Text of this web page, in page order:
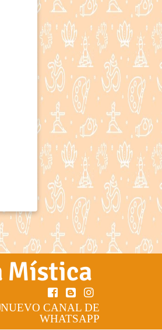
NUEVO CANAL DE
WHATSAPP